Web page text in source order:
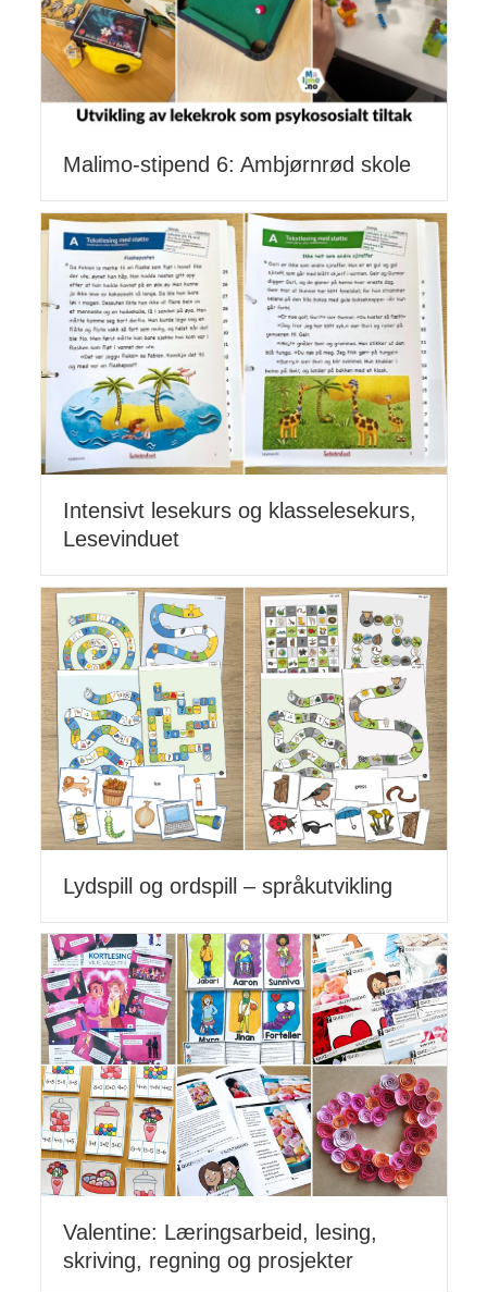
Malimo-stipend 6: Ambjørnrød skole
Intensivt lesekurs og klasselesekurs,
Lesevinduet
Lydspill og ordspill – språkutvikling
Valentine: Læringsarbeid, lesing,
skriving, regning og prosjekter